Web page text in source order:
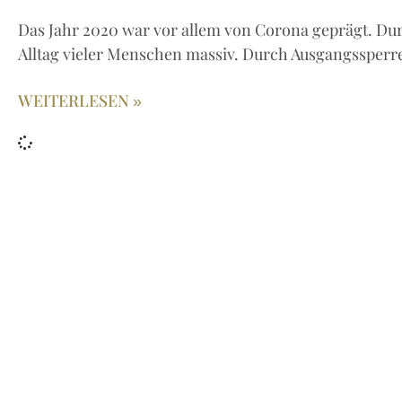
Das Jahr 2020 war vor allem von Corona geprägt.
Alltag vieler Menschen massiv. Durch
WEITERLESEN »